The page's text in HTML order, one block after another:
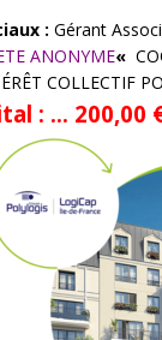
: Gérant
ANONYME«
COLLECTIF
: … 200,00